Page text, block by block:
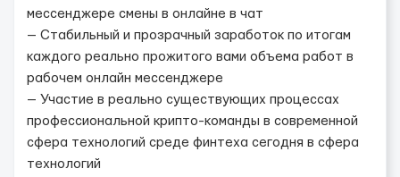
мессенджере смены в онлайне в чат
— Стабильный и прозрачный заработок по итогам
каждого реально прожитого вами объема работ в
рабочем онлайн мессенджере
— Участие в реально существующих процессах
профессиональной крипто-команды в современной
сфера технологий среде финтеха сегодня в сфера
технологий